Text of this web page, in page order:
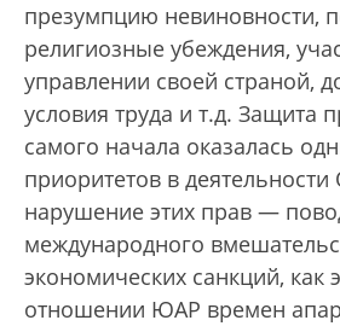
презумпцию невиновности,
религиозные убеждения,
управлении своей страной,
условия труда и т.д. Защита
самого начала оказалась
приоритетов в
нарушение этих прав —
международного
экономических санкций, как
отношении ЮАР времен